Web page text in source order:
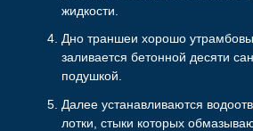
жидкости.
Дно траншеи хорошо
заливается бетонной десяти
подушкой.
Далее устанавливаются
лотки, стыки которых